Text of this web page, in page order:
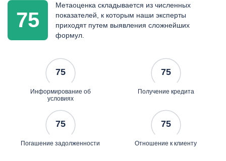
денежных средств после
идентификации клиента в
офисе банка и получения
в случае утери или кражи
она не восстанавливается
и не перевыпускается
клиенту не возвращаются
75
Метаоценка складывается из численных
показателей, к которым наши эксперты
приходят путем выявления сложнейших
формул.
75
Информирование об
условиях
75
Получение кредита
75
Погашение задолженности
75
Отношение к клиенту